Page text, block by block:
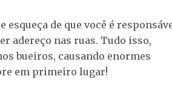
esqueça de que você é
adereço nas ruas. Tudo isso,
bueiros, causando enormes
em primeiro lugar!